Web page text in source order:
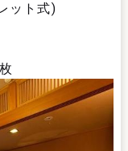
ット式)